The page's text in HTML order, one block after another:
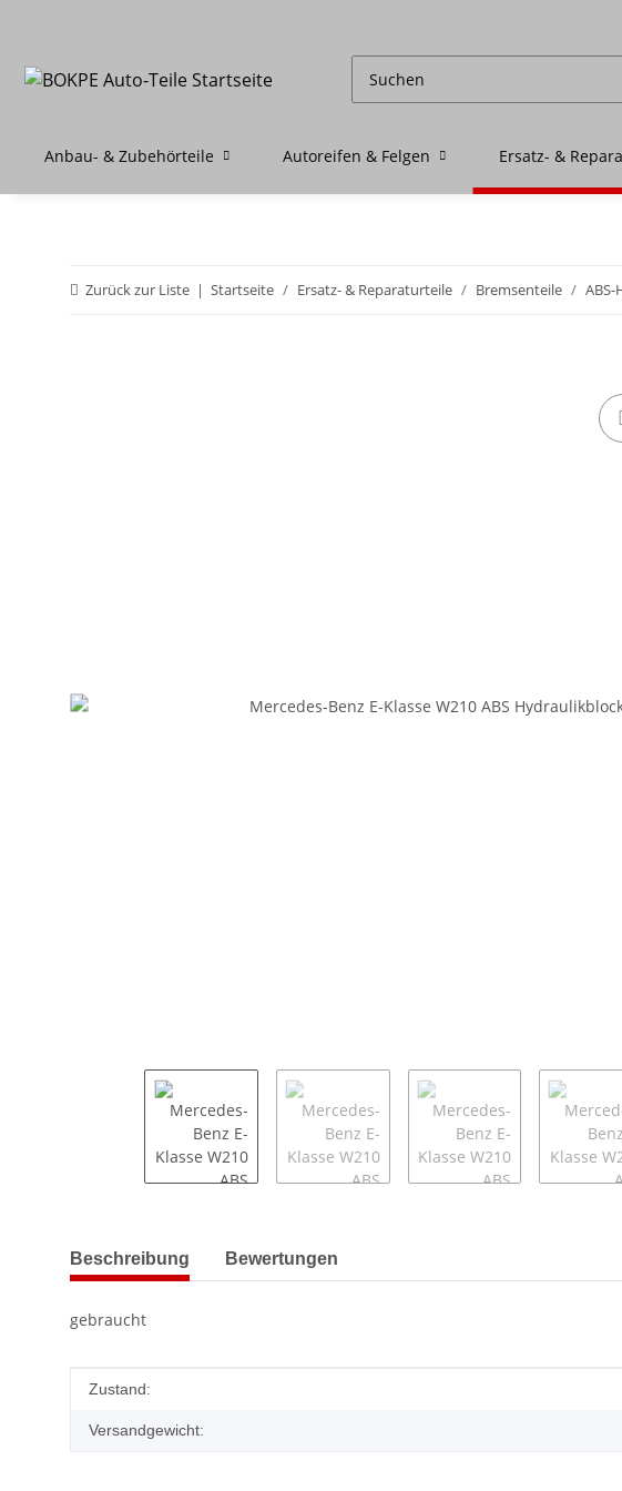
Anbau- & Zubehörteile Autoreifen & Felgen Ersatz- &
Zurück zur Liste Startseite Ersatz- & Reparaturteile Bremsenteile
weitere Registerkarten anzeigen
Beschreibung Bewertungen
gebraucht
Produkteigenschaft
Wert
Zustand:
Versandgewicht: